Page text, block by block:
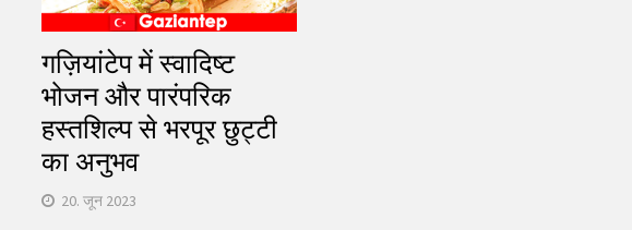
गज़ियांटेप में स्वादिष्ट
भोजन और पारंपरिक
हस्तशिल्प से भरपूर छुट्टी
का अनुभव
20. जून 2023